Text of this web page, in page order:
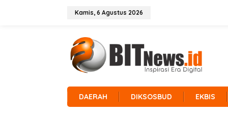
Kamis, 6 Agustus 2026
DAERAH DIKSOSBUD EKBIS